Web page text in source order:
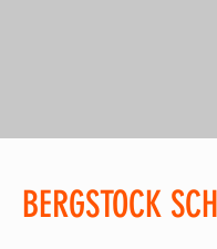
BERGSTOCK